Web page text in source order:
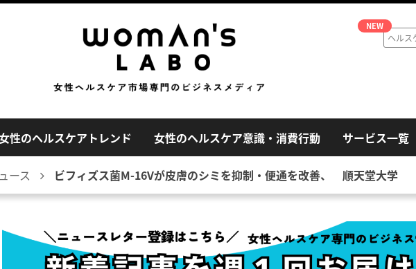
ヘルス
性のヘルスケアトレンド 女性のヘルスケア意識・消費行動 サービス一覧
ース ビフィズス菌M-16Vが皮膚のシミを抑制・便通を改善、 順天堂大学